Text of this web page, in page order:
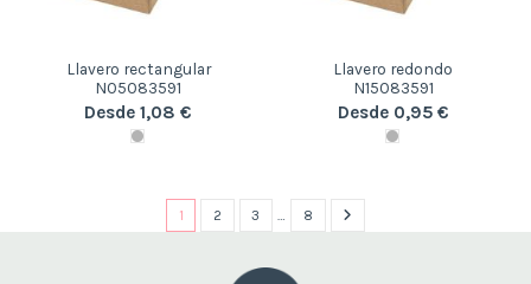
Llavero rectangular
N05083591
Desde 1,08 €
Llavero redondo
N15083591
Desde 0,95 €
1 2 3 … 8